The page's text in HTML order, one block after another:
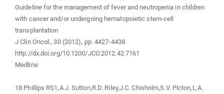
Guideline for the management of fever and neutropenia in children
with cancer and/or undergoing hematopoietic stem-cell
transplantation
J Clin Oncol., 30 (2012), pp. 4427-4438
http://dx.doi.org/10.1200/JCO.2012.42.7161
Medline
18 Phillips RS1,A.J. Sutton,R.D. Riley,J.C. Chisholm,S.V. Picton,L.A.